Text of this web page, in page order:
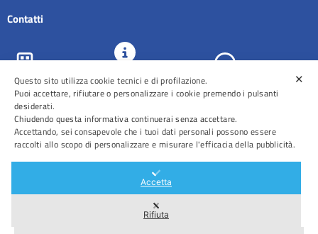
Contatti
ASL Roma 5
URP e
Comunicazione
Prenotazioni
Area Riservata
✕
Questo sito utilizza cookie tecnici e di profilazione.
Puoi accettare, rifiutare o personalizzare i cookie premendo i pulsanti
desiderati.
Chiudendo questa informativa continuerai senza accettare.
Accettando, sei consapevole che i tuoi dati personali possono essere
raccolti allo scopo di personalizzare e misurare l'efficacia della pubblicità.
Accetta
Rifiuta